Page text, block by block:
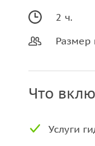
2 ч.
Размер
Что
Услуги